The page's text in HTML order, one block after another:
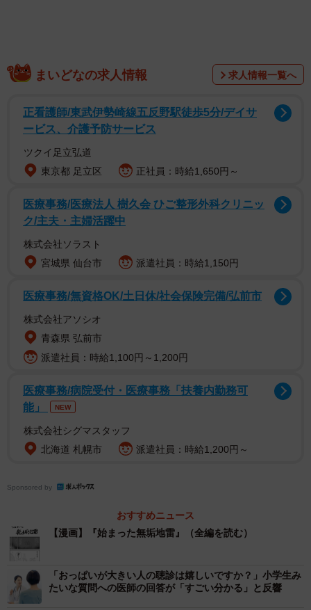
地雷』（作：月光もりあさん）がSNSに投稿されました。
同作は8,800件を超える「いいね」と120件以上のコメント
を獲得し、多くの共感を呼んでいます。
出来事です。ある日、母親と一緒にスーパーを訪れたえみ
りちゃんは買い物中に、見知らぬ女性客から「わ～、かわ
いいね」「おめめくりくりだね～」と声をかけられまし
た。
まいどなの求人情報 求人情報一覧へ
正看護師/東武伊勢崎線五反野駅徒歩5分/デイサ
ービス、介護予防サービス
ツクイ足立弘道
東京都 足立区
正社員：時給1,650円～
医療事務/医療法人 樹久会 ひご整形外科クリニッ
ク/主夫・主婦活躍中
株式会社ソラスト
宮城県 仙台市
派遣社員：時給1,150円
医療事務/無資格OK/土日休/社会保険完備/弘前市
株式会社アソシオ
青森県 弘前市
派遣社員：時給1,100円～1,200円
医療事務/病院受付・医療事務「扶養内勤務可
能」
NEW
株式会社シグマスタッフ
北海道 札幌市
派遣社員：時給1,200円～
Sponsored by
おすすめニュース
【漫画】『始まった無垢地雷』（全編を読む）
「おっぱいが大きい人の聴診は嬉しいですか？」小学生み
たいな質問への医師の回答が「すごい分かる」と反響